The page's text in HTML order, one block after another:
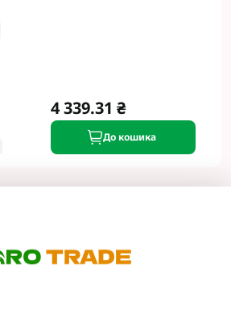
4 339.31 ₴
До кошика